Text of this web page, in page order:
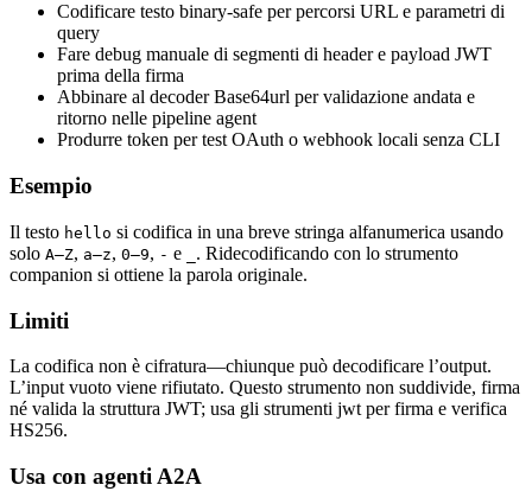
Codificare testo binary-safe per percorsi URL e parametri di
query
Fare debug manuale di segmenti di header e payload JWT
prima della firma
Abbinare al decoder Base64url per validazione andata e
ritorno nelle pipeline agent
Produrre token per test OAuth o webhook locali senza CLI
Esempio
Il testo hello si codifica in una breve stringa alfanumerica usando
solo A–Z, a–z, 0–9, - e
. Ridecodificando con lo strumento
companion si ottiene la parola originale.
Limiti
La codifica non è cifratura—chiunque può decodificare l’output.
L’input vuoto viene rifiutato. Questo strumento non suddivide, firma
né valida la struttura JWT; usa gli strumenti jwt per firma e verifica
HS256.
Usa con agenti A2A